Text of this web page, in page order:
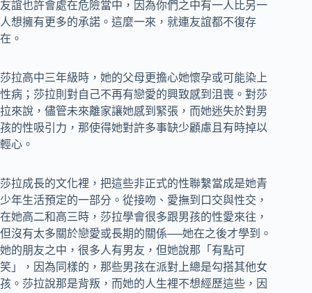
友誼也許會處在危險當中，因為你們之中有一人比另一
人想擁有更多的承諾。這麼一來，就連友誼都不復存
在。
莎拉高中三年級時，她的父母更擔心她懷孕或可能染上
性病；莎拉則對自己不再有戀愛的興致感到沮喪。對莎
拉來說，儘管未來離家讓她感到緊張，而她迷失於對男
孩的性吸引力，那使得她對許多事缺少顧慮且有時掉以
輕心。
莎拉成長的文化裡，把這些非正式的性聯繫當成是她青
少年生活預定的一部分。從接吻、愛撫到口交與性交，
在她高二和高三時，莎拉學會很多跟男孩的性愛來往，
但沒有太多關於戀愛或長期的關係──她在之後才學到。
她的朋友之中，很多人有男友，但她說那「有點可
笑」，因為同樣的，那些男孩在派對上總是勾搭其他女
孩。莎拉說那是背叛，而她的人生裡不想經歷這些，因